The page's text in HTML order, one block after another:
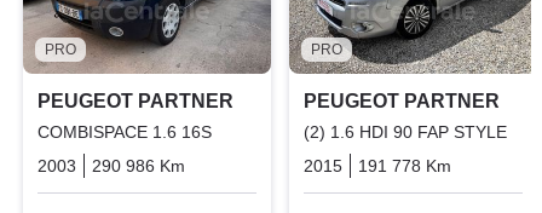
PRO
PEUGEOT PARTNER
COMBISPACE 1.6 16S
2003
290 986 Km Essence
PRO
PEUGEOT PARTNER
(2) 1.6 HDI 90 FAP STYLE
2015
191 778 Km